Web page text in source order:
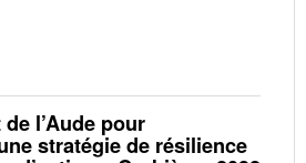
l’Aude pour
stratégie de résilience